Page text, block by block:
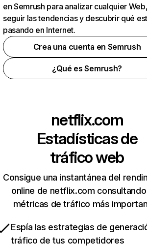
en Semrush para analizar cualquier
seguir las tendencias y descubrir qué
pasando en Internet.
Crea una cuenta en Semrush
¿Qué es Semrush?
netflix.com
Estadísticas de
tráfico web
Consigue una instantánea del
online de netflix.com
métricas de tráfico más
Espía las estrategias de
tráfico de tus competidores